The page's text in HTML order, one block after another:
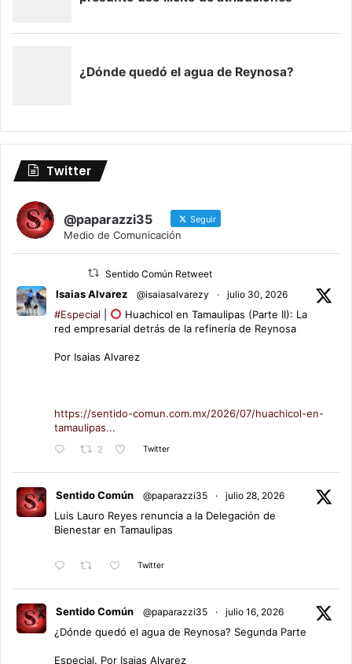
Twitter
@paparazzi35 Seguir
Medio de Comunicación
Sentido Común Retweet
Isaias Alvarez @isaiasalvarezy · julio 30, 2026
#Especial
Huachicol en Tamaulipas (Parte II): La
red empresarial detrás de la refinería de Reynosa
Por Isaias Alvarez
https://sentido-comun.com.mx/2026/07/huachicol-en-
tamaulipas...
2 Twitter
Sentido Común @paparazzi35 · julio 28, 2026
Luis Lauro Reyes renuncia a la Delegación de
Bienestar en Tamaulipas
Twitter
Sentido Común @paparazzi35 · julio 16, 2026
¿Dónde quedó el agua de Reynosa? Segunda Parte
Especial. Por Isaias Alvarez